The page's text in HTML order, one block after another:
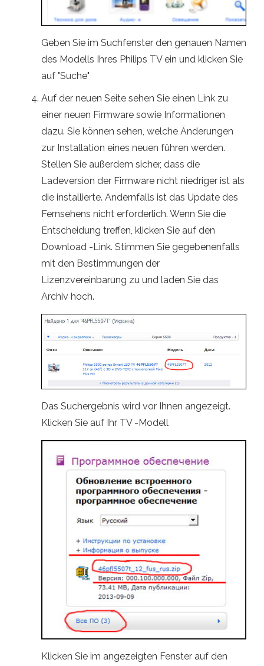
Geben Sie im Suchfenster den genauen Namen
des Modells Ihres Philips TV ein und klicken Sie
auf "Suche"
Auf der neuen Seite sehen Sie einen Link zu
einer neuen Firmware sowie Informationen
dazu. Sie können sehen, welche Änderungen
zur Installation eines neuen führen werden.
Stellen Sie außerdem sicher, dass die
Ladeversion der Firmware nicht niedriger ist als
die installierte. Andernfalls ist das Update des
Fernsehens nicht erforderlich. Wenn Sie die
Entscheidung treffen, klicken Sie auf den
Download -Link. Stimmen Sie gegebenenfalls
mit den Bestimmungen der
Lizenzvereinbarung zu und laden Sie das
Archiv hoch.
Das Suchergebnis wird vor Ihnen angezeigt.
Klicken Sie auf Ihr TV -Modell
Klicken Sie im angezeigten Fenster auf den